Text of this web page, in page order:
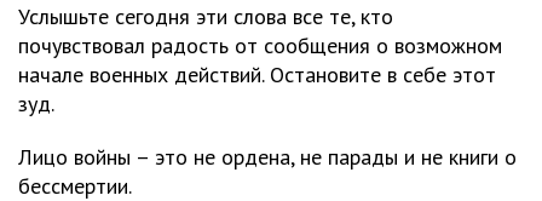
Услышьте сегодня эти слова все те, кто
почувствовал радость от сообщения о возможном
начале военных действий. Остановите в себе этот
зуд.
Лицо войны – это не ордена, не парады и не книги о
бессмертии.